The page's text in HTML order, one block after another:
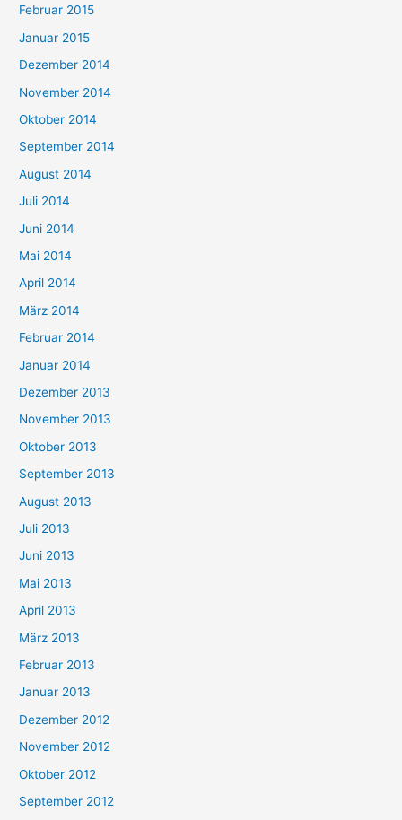
Februar 2015
Januar 2015
Dezember 2014
November 2014
Oktober 2014
September 2014
August 2014
Juli 2014
Juni 2014
Mai 2014
April 2014
März 2014
Februar 2014
Januar 2014
Dezember 2013
November 2013
Oktober 2013
September 2013
August 2013
Juli 2013
Juni 2013
Mai 2013
April 2013
März 2013
Februar 2013
Januar 2013
Dezember 2012
November 2012
Oktober 2012
September 2012